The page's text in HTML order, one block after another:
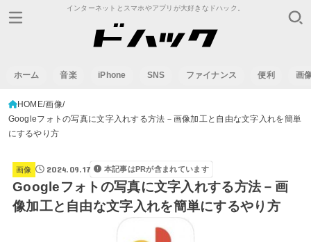
インターネットとスマホやアプリが大好きなドハック。
ホーム 音楽 iPhone SNS ファイナンス 便利 画
HOME 画像
Googleフォトの写真に文字入れする方法－画像加工と自由な文字入れを簡単
にするやり方
画像 2024.09.17 本記事はPRが含まれています
Googleフォトの写真に文字入れする方法－画
像加工と自由な文字入れを簡単にするやり方